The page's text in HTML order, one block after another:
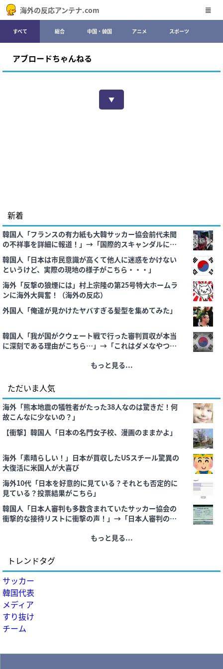
海外の反応アンテナ.com
すべて 総合 中国・韓国 アニメ スポーツ
アブロードちゃんねる
▼
新着
韓国人「フランスの有力紙も大韓サッカー協会前代未聞
の不祥事を詳細に報道！」→「国際的スキャンダルに発
展してしまう‥」
韓国人「日本は市民意識が高くて他人に迷惑をかけない
というけど、実際の現地の様子がこちら・・・」
海外「反撃の狼煙には」村上宗隆の第25号特大ホームラ
ンに海外大興奮！（海外の反応）
外国人「俺達が見かけたヤバすぎる髪型を集めてみた」
韓国人「我が国がクウェート戦で行った審判買収が本当
に深刻である理由がこちら…」→「これはダメなやつ…
もっと見る...
ただいま人気
海外「熊本地震の犠牲者がたった38人なのは驚きだ！何
故こんなに少ないの？」
【衝撃】韓国人「日本の名門女子校、漫画のままかよ」
海外「素晴らしい！」日本が買収したUSスチール驚異の
大復活に米国人が大喜び
海外10代「日本を好意的に見ている？それとも否定的に
見ている？投票結果がこちら」
韓国人「日本人審判も多数含まれていたサッカー協会の
衝撃的な接待リストに衝撃の声！」→「日本人審判の名
もっと見る...
トレンドタグ
サッカー
韓国代表
メディア
すり抜け
チーム